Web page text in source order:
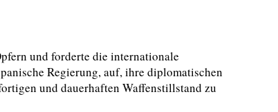
und forderte die internationale
Regierung, auf, ihre diplomatischen
und dauerhaften Waffenstillstand zu